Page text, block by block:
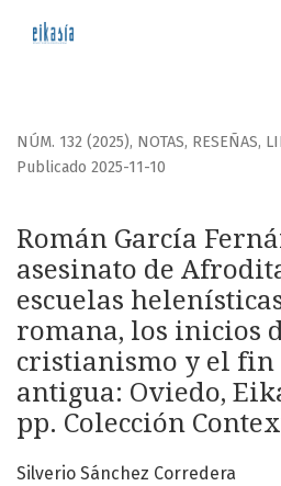
Román García Fernández, El
NÚM. 132 (2025), NOTAS, RESEÑAS,
Román García
asesinato de
escuelas
romana, los inicios
cristianismo y el
antigua: Oviedo,
pp. Colección
Publicado 2025-11-10
Silverio Sánchez Corredera